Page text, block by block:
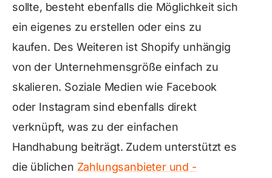
sollte, besteht ebenfalls die Möglichkeit sich
ein eigenes zu erstellen oder eins zu
kaufen. Des Weiteren ist Shopify unhängig
von der Unternehmensgröße einfach zu
skalieren. Soziale Medien wie Facebook
oder Instagram sind ebenfalls direkt
verknüpft, was zu der einfachen
Handhabung beiträgt. Zudem unterstützt es
die üblichen Zahlungsanbieter und -